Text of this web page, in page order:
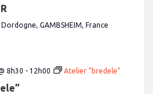
GAMBSHEIM, France
8h30 - 12h00 Atelier “bredele”